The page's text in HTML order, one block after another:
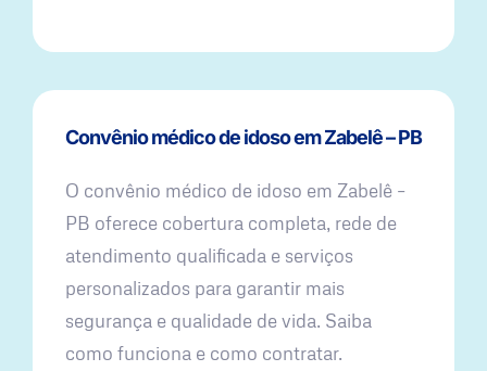
Convênio médico de idoso em Zabelê – PB
O convênio médico de idoso em Zabelê –
PB oferece cobertura completa, rede de
atendimento qualificada e serviços
personalizados para garantir mais
segurança e qualidade de vida. Saiba
como funciona e como contratar.